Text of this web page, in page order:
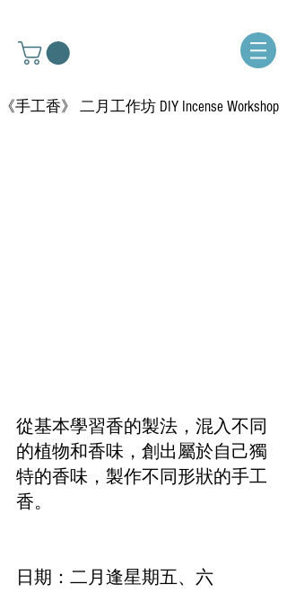
《手工香》 二月工作坊 DIY Incense Workshop
從基本學習香的製法，混入不同
的植物和香味，創出屬於自己獨
特的香味，製作不同形狀的手工
香。
日期：二月逢星期五、六